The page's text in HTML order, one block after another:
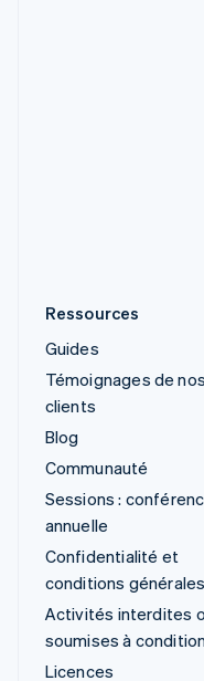
Ressources
Guides
Témoignages de nos
clients
Blog
Communauté
Sessions :
annuelle
Confidentialité et
conditions générales
Activités interdites
soumises à
Licences